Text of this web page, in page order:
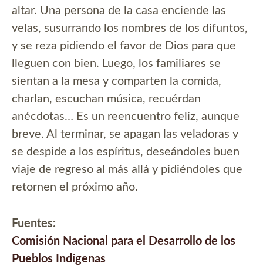
altar. Una persona de la casa enciende las
velas, susurrando los nombres de los difuntos,
y se reza pidiendo el favor de Dios para que
lleguen con bien. Luego, los familiares se
sientan a la mesa y comparten la comida,
charlan, escuchan música, recuérdan
anécdotas… Es un reencuentro feliz, aunque
breve. Al terminar, se apagan las veladoras y
se despide a los espíritus, deseándoles buen
viaje de regreso al más allá y pidiéndoles que
retornen el próximo año.
Fuentes:
Comisión Nacional para el Desarrollo de los
Pueblos Indígenas